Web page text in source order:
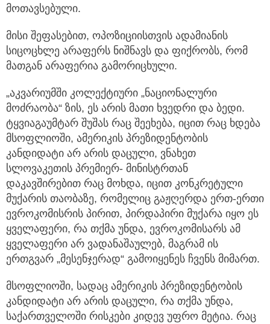
მოთავსებული.
მისი შეფასებით, ოპოზიციისთვის ადამიანის
სიცოცხლე არაფერს ნიშნავს და ფიქრობს, რომ
მათგან არაფერია გამორიცხული.
„აკვარიუმში კოლექტიური „ნაციონალური
მოძრაობა“ ზის, ეს არის მათი ხვედრი და ბედი.
ტყვიაგაუმტარ შუშას რაც შეეხება, იცით რაც ხდება
მსოფლიოში, ამერიკის პრეზიდენტობის
კანდიდატი არ არის დაცული, ვნახეთ
სლოვაკეთის პრემიერ- მინისტრთან
დაკავშირებით რაც მოხდა, იცით კონკრეტული
მუქარის თაობაზე, რომელიც გაჟღერდა ერთ-ერთი
ევროკომისრის პირით, პირდაპირი მუქარა იყო ეს
ყველაფერი, რა თქმა უნდა, ევროკომისარს ამ
ყველაფერი არ ვადანაშაულებ, მაგრამ ის
ერთგვარ „მესენჯერად“ გამოიყენეს ჩვენს მიმართ.
მსოფლიოში, სადაც ამერიკის პრეზიდენტობის
კანდიდატი არ არის დაცული, რა თქმა უნდა,
საქართველოში რისკები კიდევ უფრო მეტია. რაც